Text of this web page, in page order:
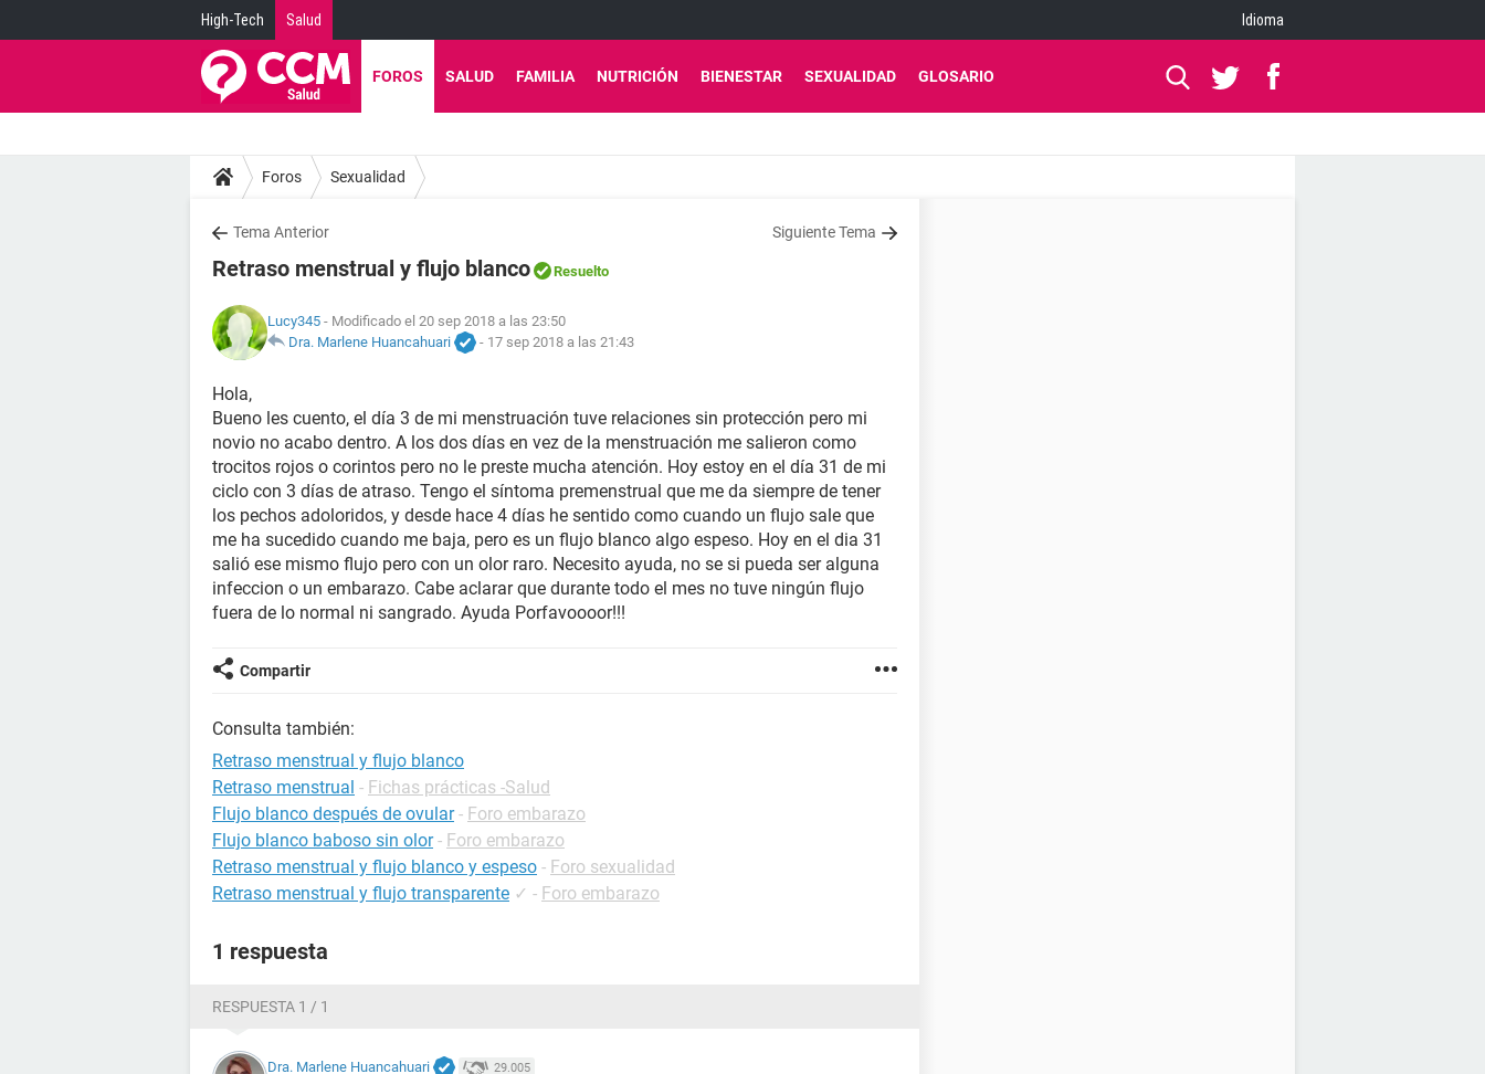
High-Tech Salud Idioma
FOROS SALUD FAMILIA NUTRICIÓN BIENESTAR SEXUALIDAD GLOSARIO
Foros Sexualidad
Tema Anterior Siguiente Tema
Retraso menstrual y flujo blanco Resuelto
Lucy345 - Modificado el 20 sep 2018 a las 23:50
Dra. Marlene Huancahuari
- 17 sep 2018 a las 21:43
Hola,
Bueno les cuento, el día 3 de mi menstruación tuve relaciones sin protección pero mi
novio no acabo dentro. A los dos días en vez de la menstruación me salieron como
trocitos rojos o corintos pero no le preste mucha atención. Hoy estoy en el día 31 de mi
ciclo con 3 días de atraso. Tengo el síntoma premenstrual que me da siempre de tener
los pechos adoloridos, y desde hace 4 días he sentido como cuando un flujo sale que
me ha sucedido cuando me baja, pero es un flujo blanco algo espeso. Hoy en el dia 31
salió ese mismo flujo pero con un olor raro. Necesito ayuda, no se si pueda ser alguna
infeccion o un embarazo. Cabe aclarar que durante todo el mes no tuve ningún flujo
fuera de lo normal ni sangrado. Ayuda Porfavoooor!!!
Compartir
Consulta también:
Retraso menstrual y flujo blanco
Retraso menstrual - Fichas prácticas -Salud
Flujo blanco después de ovular - Foro embarazo
Flujo blanco baboso sin olor - Foro embarazo
Retraso menstrual y flujo blanco y espeso - Foro sexualidad
Retraso menstrual y flujo transparente ✓ - Foro embarazo
1 respuesta
RESPUESTA 1 / 1
Dra. Marlene Huancahuari 29.005